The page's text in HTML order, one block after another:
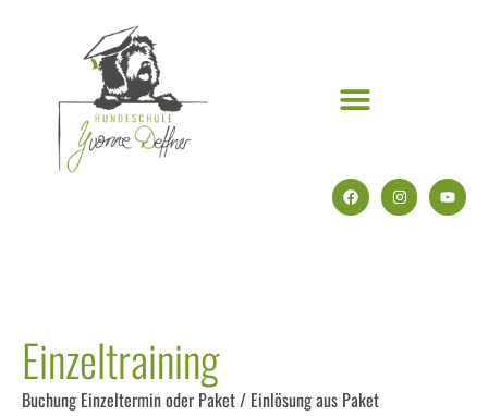
Einzeltraining
Buchung Einzeltermin oder Paket / Einlösung aus Paket